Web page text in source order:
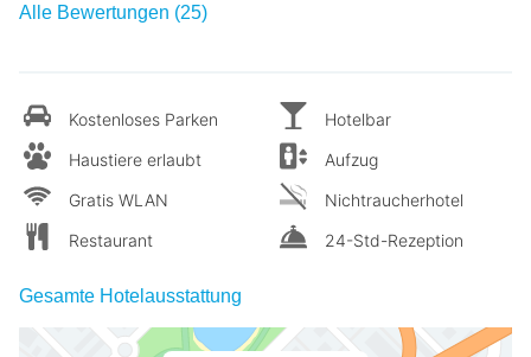
Alle Bewertungen (25)
Kostenloses Parken
Haustiere erlaubt
Gratis WLAN
Restaurant
Hotelbar
Aufzug
Nichtraucherhotel
24-Std-Rezeption
Gesamte Hotelausstattung